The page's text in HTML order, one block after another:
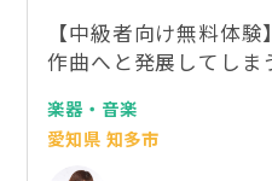
【中級者向け無料体
作曲へと発展してし
楽器・音楽
愛知県 知多市